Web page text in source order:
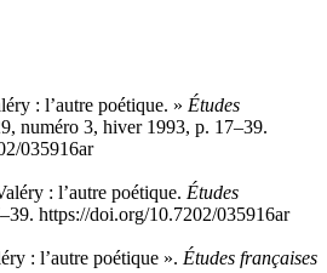
: l’autre poétique. » Études
numéro 3, hiver 1993, p. 17–39.
035916ar
: l’autre poétique. Études
https://doi.org/10.7202/035916ar
: l’autre poétique ». Études françaises